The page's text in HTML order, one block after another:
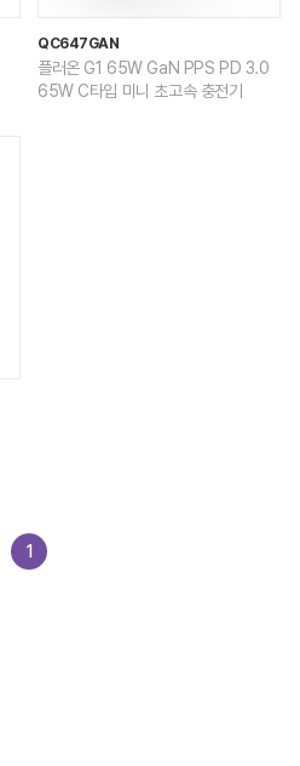
QC647GAN
플러온 G1 65W GaN PPS PD 3.0
65W C타입 미니 초고속 충전기
1